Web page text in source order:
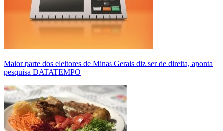
Maior parte dos eleitores de Minas Gerais diz ser de direita, aponta
pesquisa DATATEMPO